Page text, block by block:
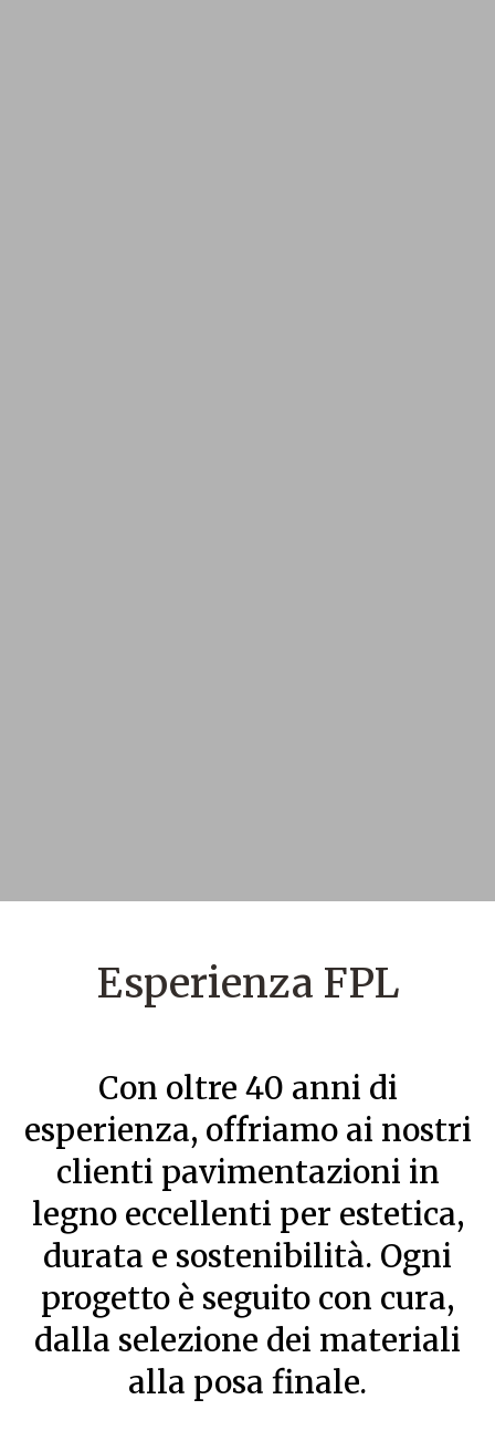
Esperienza FPL
Con oltre 40 anni di
esperienza, offriamo ai nostri
clienti pavimentazioni in
legno eccellenti per estetica,
durata e sostenibilità. Ogni
progetto è seguito con cura,
dalla selezione dei materiali
alla posa finale.